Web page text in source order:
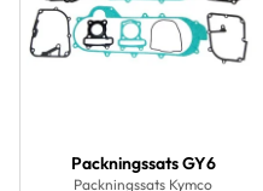
Packningssats GY6
Packningssats Kymco